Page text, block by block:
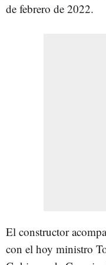
de febrero de 2022.
El constructor
con el hoy ministro